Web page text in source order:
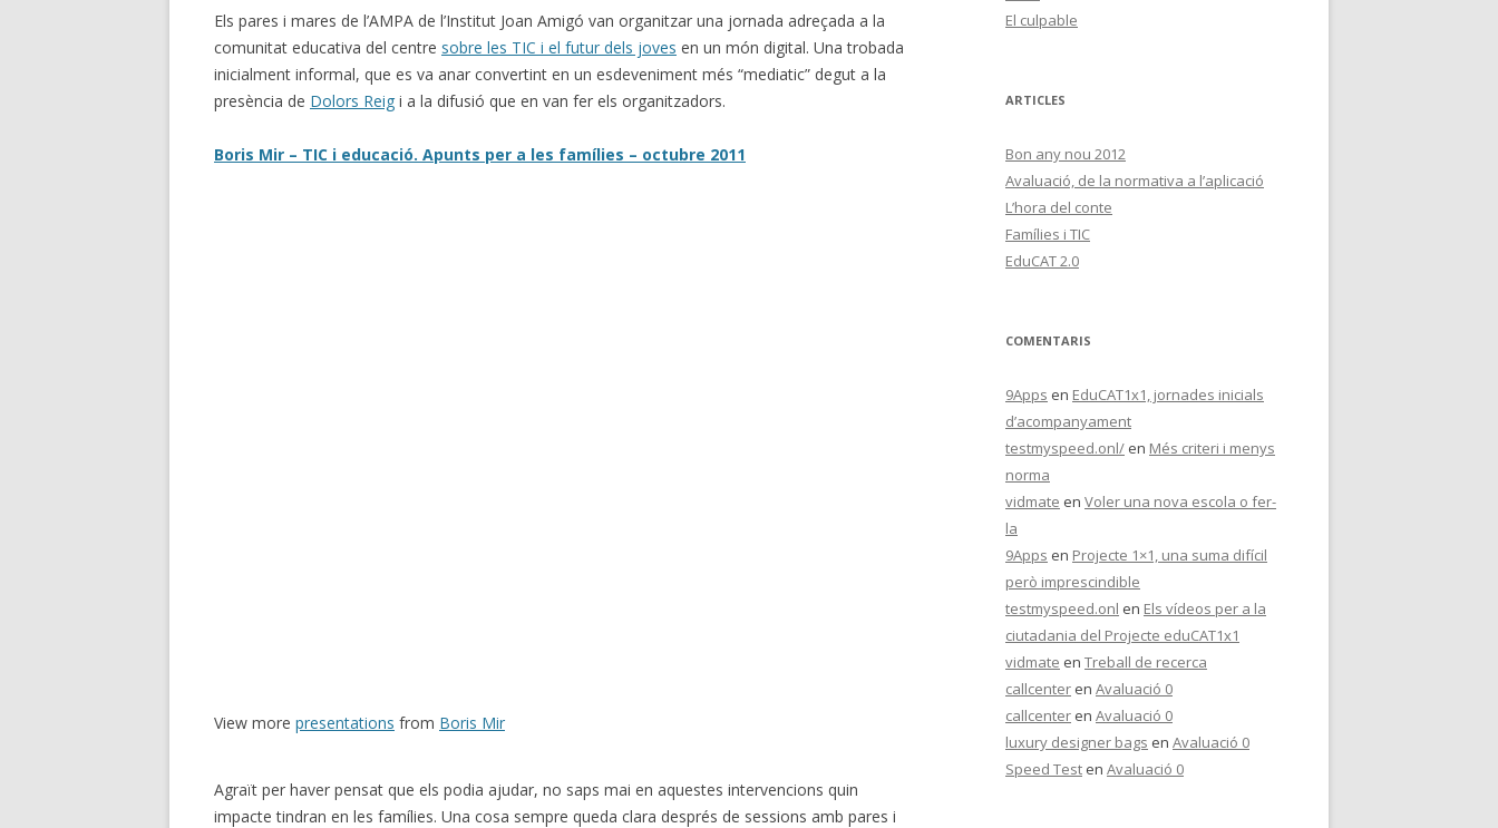
Els pares i mares de l’AMPA de l’Institut Joan Amigó van organitzar una jornada adreçada a la
comunitat educativa del centre sobre les TIC i el futur dels joves en un món digital. Una trobada
inicialment informal, que es va anar convertint en un esdeveniment més “mediatic” degut a la
presència de Dolors Reig i a la difusió que en van fer els organitzadors.
Boris Mir – TIC i educació. Apunts per a les famílies – octubre 2011
View more presentations from Boris Mir
Agraït per haver pensat que els podia ajudar, no saps mai en aquestes intervencions quin
impacte tindran en les famílies. Una cosa sempre queda clara després de sessions amb pares i
El culpable
ARTICLES
Bon any nou 2012
Avaluació, de la normativa a l’aplicació
L’hora del conte
Famílies i TIC
EduCAT 2.0
COMENTARIS
9Apps en EduCAT1x1, jornades inicials
d’acompanyament
testmyspeed.onl/ en Més criteri i menys
norma
vidmate en Voler una nova escola o fer-
la
9Apps en Projecte 1×1, una suma difícil
però imprescindible
testmyspeed.onl en Els vídeos per a la
ciutadania del Projecte eduCAT1x1
vidmate en Treball de recerca
callcenter en Avaluació 0
callcenter en Avaluació 0
luxury designer bags en Avaluació 0
Speed Test en Avaluació 0